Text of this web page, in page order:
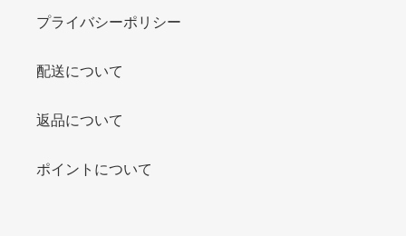
プライバシーポリシー
配送について
返品について
ポイントについて